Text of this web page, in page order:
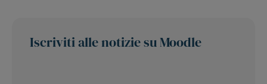
Iscriviti alle notizie su Moodle